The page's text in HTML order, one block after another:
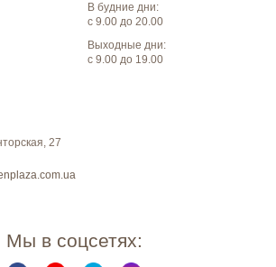
В будние дни:
с 9.00 до 20.00
Выходные дни:
с 9.00 до 19.00
27
Мы в соцсетях: